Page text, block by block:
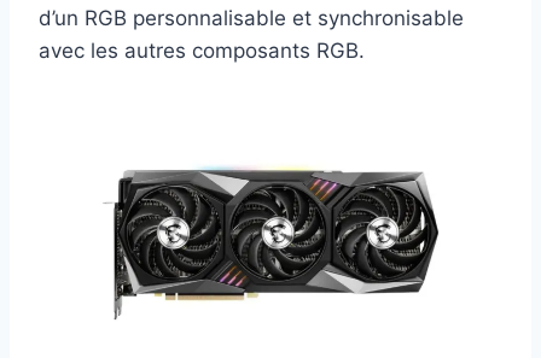
d’un RGB personnalisable et synchronisable
avec les autres composants RGB.